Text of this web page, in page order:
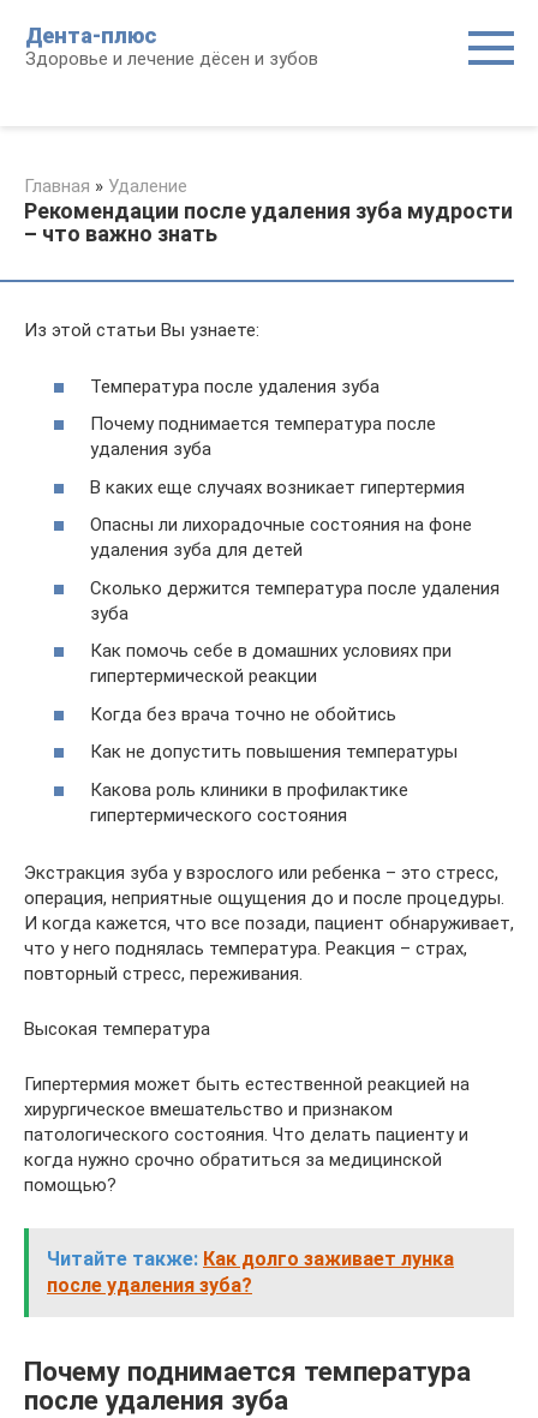
контенту
Дента-плюс
Здоровье и лечение дёсен и зубов
Главная » Удаление
Рекомендации после удаления зуба мудрости
– что важно знать
Из этой статьи Вы узнаете:
Температура после удаления зуба
Почему поднимается температура после
удаления зуба
В каких еще случаях возникает гипертермия
Опасны ли лихорадочные состояния на фоне
удаления зуба для детей
Сколько держится температура после удаления
зуба
Как помочь себе в домашних условиях при
гипертермической реакции
Когда без врача точно не обойтись
Как не допустить повышения температуры
Какова роль клиники в профилактике
гипертермического состояния
Экстракция зуба у взрослого или ребенка – это стресс,
операция, неприятные ощущения до и после процедуры.
И когда кажется, что все позади, пациент обнаруживает,
что у него поднялась температура. Реакция – страх,
повторный стресс, переживания.
Высокая температура
Гипертермия может быть естественной реакцией на
хирургическое вмешательство и признаком
патологического состояния. Что делать пациенту и
когда нужно срочно обратиться за медицинской
помощью?
Читайте также: Как долго заживает лунка
после удаления зуба?
Почему поднимается температура
после удаления зуба